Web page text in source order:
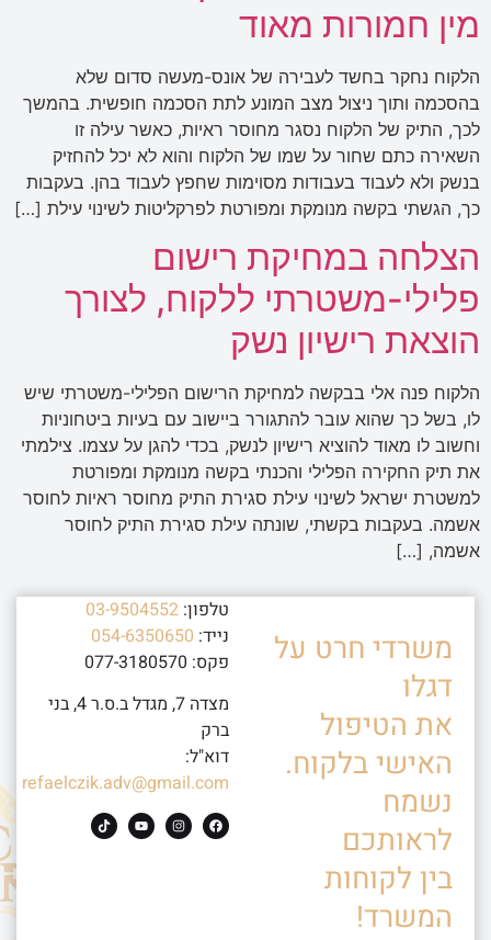
מין חמורות מאוד
הלקוח נחקר בחשד לעבירה של אונס-מעשה סדום שלא
בהסכמה ותוך ניצול מצב המונע לתת הסכמה חופשית. בהמשך
לכך, התיק של הלקוח נסגר מחוסר ראיות, כאשר עילה זו
השאירה כתם שחור על שמו של הלקוח והוא לא יכל להחזיק
בנשק ולא לעבוד בעבודות מסוימות שחפץ לעבוד בהן. בעקבות
כך, הגשתי בקשה מנומקת ומפורטת לפרקליטות לשינוי עילת […]
הצלחה במחיקת רישום
פלילי-משטרתי ללקוח, לצורך
הוצאת רישיון נשק
הלקוח פנה אלי בבקשה למחיקת הרישום הפלילי-משטרתי שיש
לו, בשל כך שהוא עובר להתגורר ביישוב עם בעיות ביטחוניות
וחשוב לו מאוד להוציא רישיון לנשק, בכדי להגן על עצמו. צילמתי
את תיק החקירה הפלילי והכנתי בקשה מנומקת ומפורטת
למשטרת ישראל לשינוי עילת סגירת התיק מחוסר ראיות לחוסר
אשמה. בעקבות בקשתי, שונתה עילת סגירת התיק לחוסר
אשמה, […]
משרדי חרט על
דגלו
את הטיפול
האישי בלקוח.
נשמח
לראותכם
בין לקוחות
המשרד!
טלפון: 03-9504552
נייד: 054-6350650
פקס: 077-3180570
מצדה 7, מגדל ב.ס.ר 4, בני
ברק
דוא"ל:
refaelczik.adv@gmail.com